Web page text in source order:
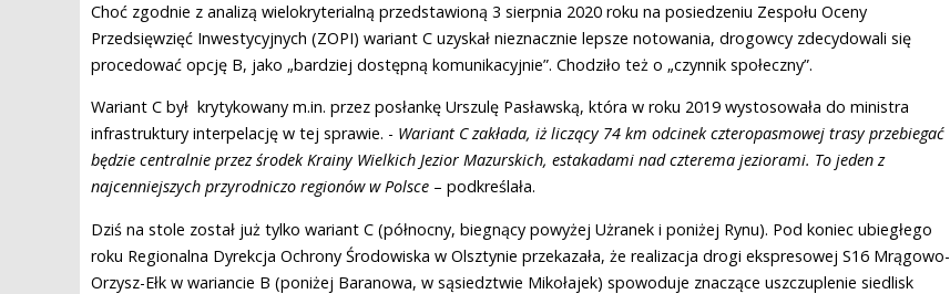
Choć zgodnie z analizą wielokryterialną przedstawioną 3 sierpnia 2020 roku na posiedzeniu Zespołu Oceny
Przedsięwzięć Inwestycyjnych (ZOPI) wariant C uzyskał nieznacznie lepsze notowania, drogowcy zdecydowali się
procedować opcję B, jako „bardziej dostępną komunikacyjnie”. Chodziło też o „czynnik społeczny”.
Wariant C był krytykowany m.in. przez posłankę Urszulę Pasławską, która w roku 2019 wystosowała do ministra
infrastruktury interpelację w tej sprawie. - Wariant C zakłada, iż liczący 74 km odcinek czteropasmowej trasy przebiegać
będzie centralnie przez środek Krainy Wielkich Jezior Mazurskich, estakadami nad czterema jeziorami. To jeden z
najcenniejszych przyrodniczo regionów w Polsce – podkreślała.
Dziś na stole został już tylko wariant C (północny, biegnący powyżej Użranek i poniżej Rynu). Pod koniec ubiegłego
roku Regionalna Dyrekcja Ochrony Środowiska w Olsztynie przekazała, że realizacja drogi ekspresowej S16 Mrągowo-
Orzysz-Ełk w wariancie B (poniżej Baranowa, w sąsiedztwie Mikołajek) spowoduje znaczące uszczuplenie siedlisk